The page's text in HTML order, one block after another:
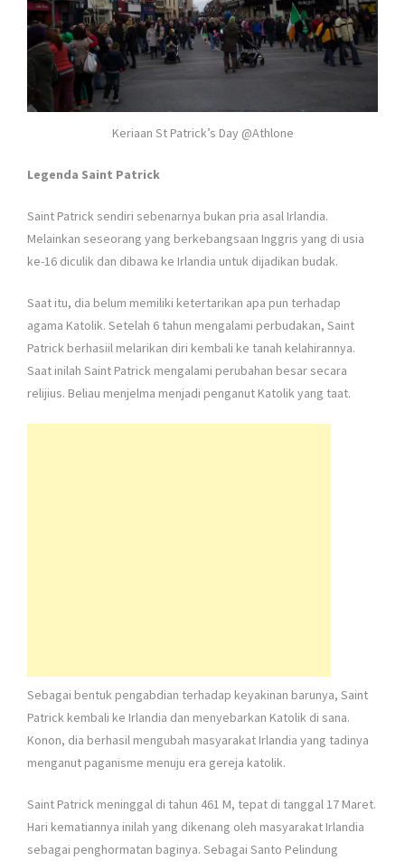
Keriaan St Patrick’s Day @Athlone
Legenda Saint Patrick
Saint Patrick sendiri sebenarnya bukan pria asal Irlandia.
Melainkan seseorang yang berkebangsaan Inggris yang di usia
ke-16 diculik dan dibawa ke Irlandia untuk dijadikan budak.
Saat itu, dia belum memiliki ketertarikan apa pun terhadap
agama Katolik. Setelah 6 tahun mengalami perbudakan, Saint
Patrick berhasiil melarikan diri kembali ke tanah kelahirannya.
Saat inilah Saint Patrick mengalami perubahan besar secara
relijius. Beliau menjelma menjadi penganut Katolik yang taat.
Sebagai bentuk pengabdian terhadap keyakinan barunya, Saint
Patrick kembali ke Irlandia dan menyebarkan Katolik di sana.
Konon, dia berhasil mengubah masyarakat Irlandia yang tadinya
menganut paganisme menuju era gereja katolik.
Saint Patrick meninggal di tahun 461 M, tepat di tanggal 17 Maret.
Hari kematiannya inilah yang dikenang oleh masyarakat Irlandia
sebagai penghormatan baginya. Sebagai Santo Pelindung